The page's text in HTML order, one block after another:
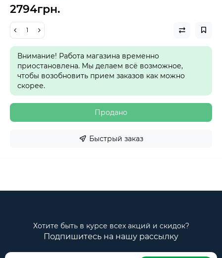
2794грн.
Внимание! Работа магазина временно
приостановлена. Мы делаем всё возможное,
чтобы возобновить прием заказов как можно
скорее.
Продано
Быстрый заказ
Хотите быть в курсе всех акций и скидок?
Подпишитесь на нашу рассылку